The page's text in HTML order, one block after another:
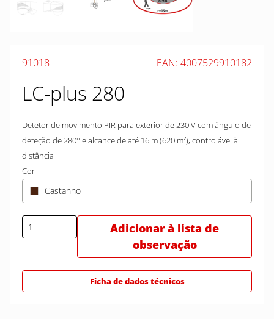
91018 EAN: 4007529910182
LC-plus 280
Detetor de movimento PIR para exterior de 230 V com ângulo de
deteção de 280° e alcance de até 16 m (620 m²), controlável à
distância
Cor
Castanho
Adicionar à lista de
observação
Ficha de dados técnicos